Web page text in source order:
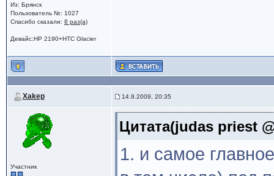
Из: Брянск
Пользователь №: 1027
Спасибо сказали: 8 раз(а)
Девайс:HP 2190+HTC Glacier
Xakep 14.9.2009, 20:35
Участник
Цитата(judas priest
1. и самое